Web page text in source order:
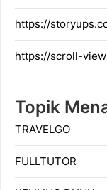
https://
https://scroll-
Topik
TRAVELGO
FULLTUTOR